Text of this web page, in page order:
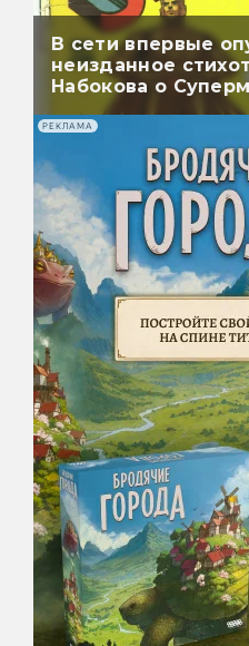
В сети впервые
неизданное
Набокова о
перевели
РЕКЛАМА